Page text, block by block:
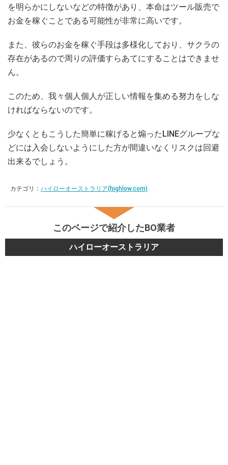
を明らかにしないなどの特徴があり、本命はツール販売で
お金を稼ぐことである可能性が非常に高いです。
また、彼らのお金を稼ぐ手段は多様化しており、サクラの
存在があるので周りの評価すらあてにすることはできませ
ん。
このため、我々個人個人が正しい情報を集める努力をしな
ければならないのです。
少なくともこうした簡単に稼げると煽ったLINEグループな
どには入会しないようにした方が間違いなくリスクは回避
出来るでしょう。
カテゴリ： ハイローオーストラリア(highlow.com)
このページで紹介したBO業者
ハイローオーストラリア